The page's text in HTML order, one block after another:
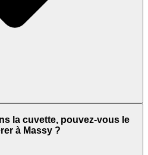
la cuvette, pouvez-vous le
à Massy ?